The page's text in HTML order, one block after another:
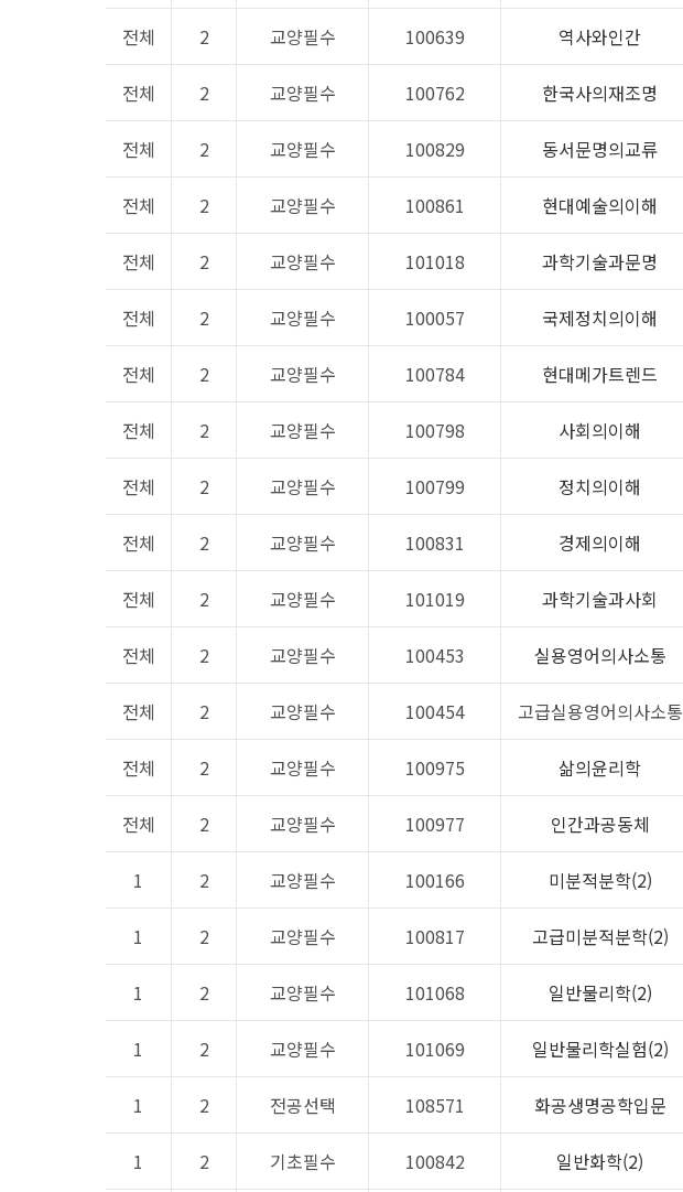
전체 2 교양필수 100639 역사와인간
전체 2 교양필수 100762 한국사의재조명
전체 2 교양필수 100829 동서문명의교류
전체 2 교양필수 100861 현대예술의이해
전체 2 교양필수 101018 과학기술과문명
전체 2 교양필수 100057 국제정치의이해
전체 2 교양필수 100784 현대메가트렌드
전체 2 교양필수 100798 사회의이해
전체 2 교양필수 100799 정치의이해
전체 2 교양필수 100831 경제의이해
전체 2 교양필수 101019 과학기술과사회
전체 2 교양필수 100453 실용영어의사소통
전체 2 교양필수 100454 고급실용영어의사소통
전체 2 교양필수 100975 삶의윤리학
전체 2 교양필수 100977 인간과공동체
1 2 교양필수 100166 미분적분학(2)
1 2 교양필수 100817 고급미분적분학(2)
1 2 교양필수 101068 일반물리학(2)
1 2 교양필수 101069 일반물리학실험(2)
1 2 전공선택 108571 화공생명공학입문
1 2 기초필수 100842 일반화학(2)